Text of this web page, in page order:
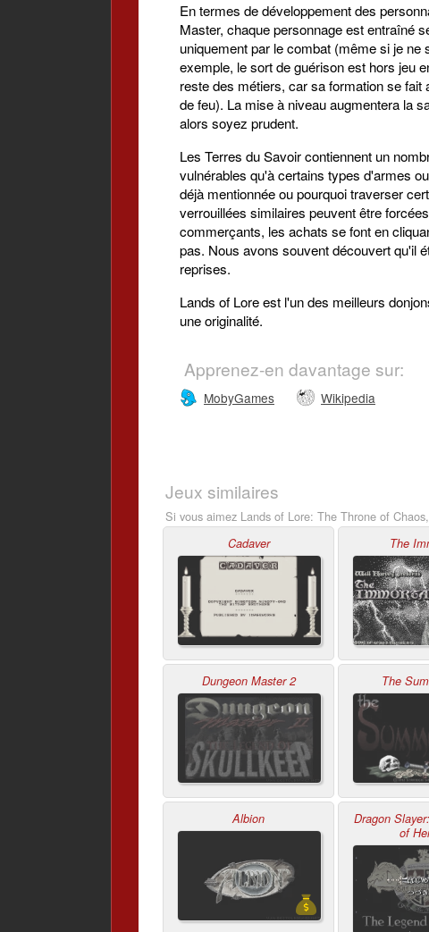
En termes de développement des
Master, chaque personnage est entraîné
uniquement par le combat (même si je
exemple, le sort de guérison est hors jeu
reste des métiers, car sa formation se fait
de feu). La mise à niveau augmentera la
alors soyez prudent.
Les Terres du Savoir contiennent un
vulnérables qu'à certains types d'armes
déjà mentionnée ou pourquoi traverser
verrouillées similaires peuvent être
commerçants, les achats se font en
pas. Nous avons souvent découvert qu'il
reprises.
Lands of Lore est l'un des meilleurs
une originalité.
Apprenez-en davantage sur:
MobyGames Wikipedia
Jeux similaires
Si vous aimez Lands of Lore: The Throne of
Cadaver The
Dungeon Master 2 The
Albion
Dragon
of